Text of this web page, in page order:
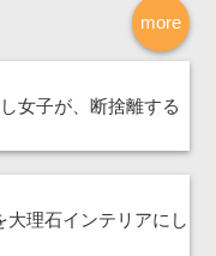
more
女子が、断捨離する
理石インテリアにし